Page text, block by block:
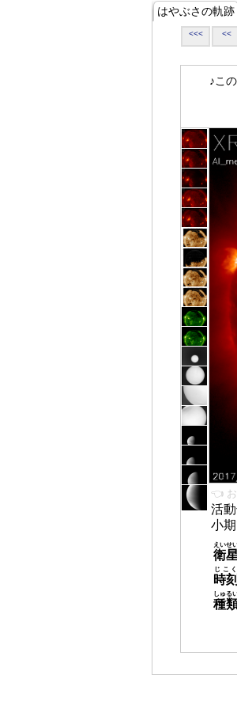
はやぶさの軌跡
<<< <<
♪この
👈 お
活
小期
衛星
えいせ
時刻
じこく
種
しゅる